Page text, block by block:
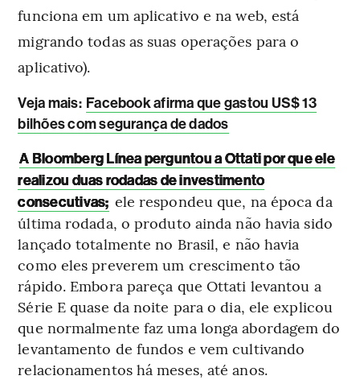
funciona em um aplicativo e na web, está
migrando todas as suas operações para o
aplicativo).
Veja mais: Facebook afirma que gastou US$ 13
bilhões com segurança de dados
A Bloomberg Línea perguntou a Ottati por que ele
realizou duas rodadas de investimento
consecutivas; ele respondeu que, na época da
última rodada, o produto ainda não havia sido
lançado totalmente no Brasil, e não havia
como eles preverem um crescimento tão
rápido. Embora pareça que Ottati levantou a
Série E quase da noite para o dia, ele explicou
que normalmente faz uma longa abordagem do
levantamento de fundos e vem cultivando
relacionamentos há meses, até anos.